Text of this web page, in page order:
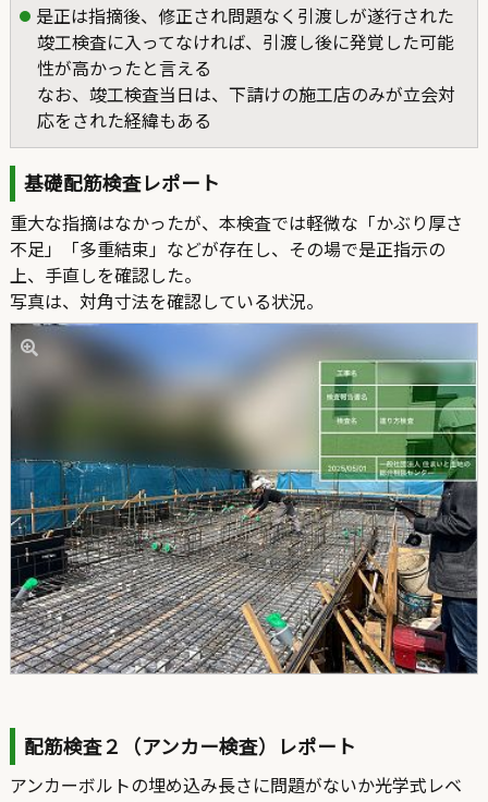
是正は指摘後、修正され問題なく引渡しが遂行された
竣工検査に入ってなければ、引渡し後に発覚した可能
性が高かったと言える
なお、竣工検査当日は、下請けの施工店のみが立会対
応をされた経緯もある
基礎配筋検査レポート
重大な指摘はなかったが、本検査では軽微な「かぶり厚さ
不足」「多重結束」などが存在し、その場で是正指示の
上、手直しを確認した。
写真は、対角寸法を確認している状況。
配筋検査２（アンカー検査）レポート
アンカーボルトの埋め込み長さに問題がないか光学式レベ